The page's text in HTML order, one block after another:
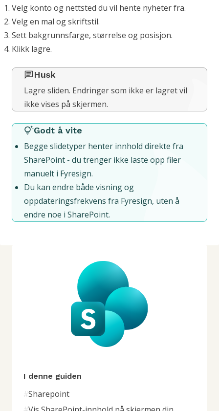
Velg konto og nettsted du vil hente nyheter fra.
Velg en mal og skriftstil.
Sett bakgrunnsfarge, størrelse og posisjon.
Klikk lagre.
Husk
Lagre sliden. Endringer som ikke er lagret vil
ikke vises på skjermen.
Godt å vite
Begge slidetyper henter innhold direkte fra
SharePoint - du trenger ikke laste opp filer
manuelt i Fyresign.
Du kan endre både visning og
oppdateringsfrekvens fra Fyresign, uten å
endre noe i SharePoint.
I denne guiden
#Sharepoint